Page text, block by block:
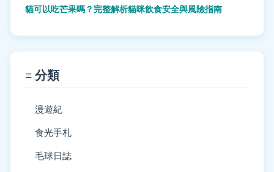
貓可以吃芒果嗎？完整解析貓咪飲食安全與風險指南
≡ 分類
漫遊紀
食光手札
毛球日誌